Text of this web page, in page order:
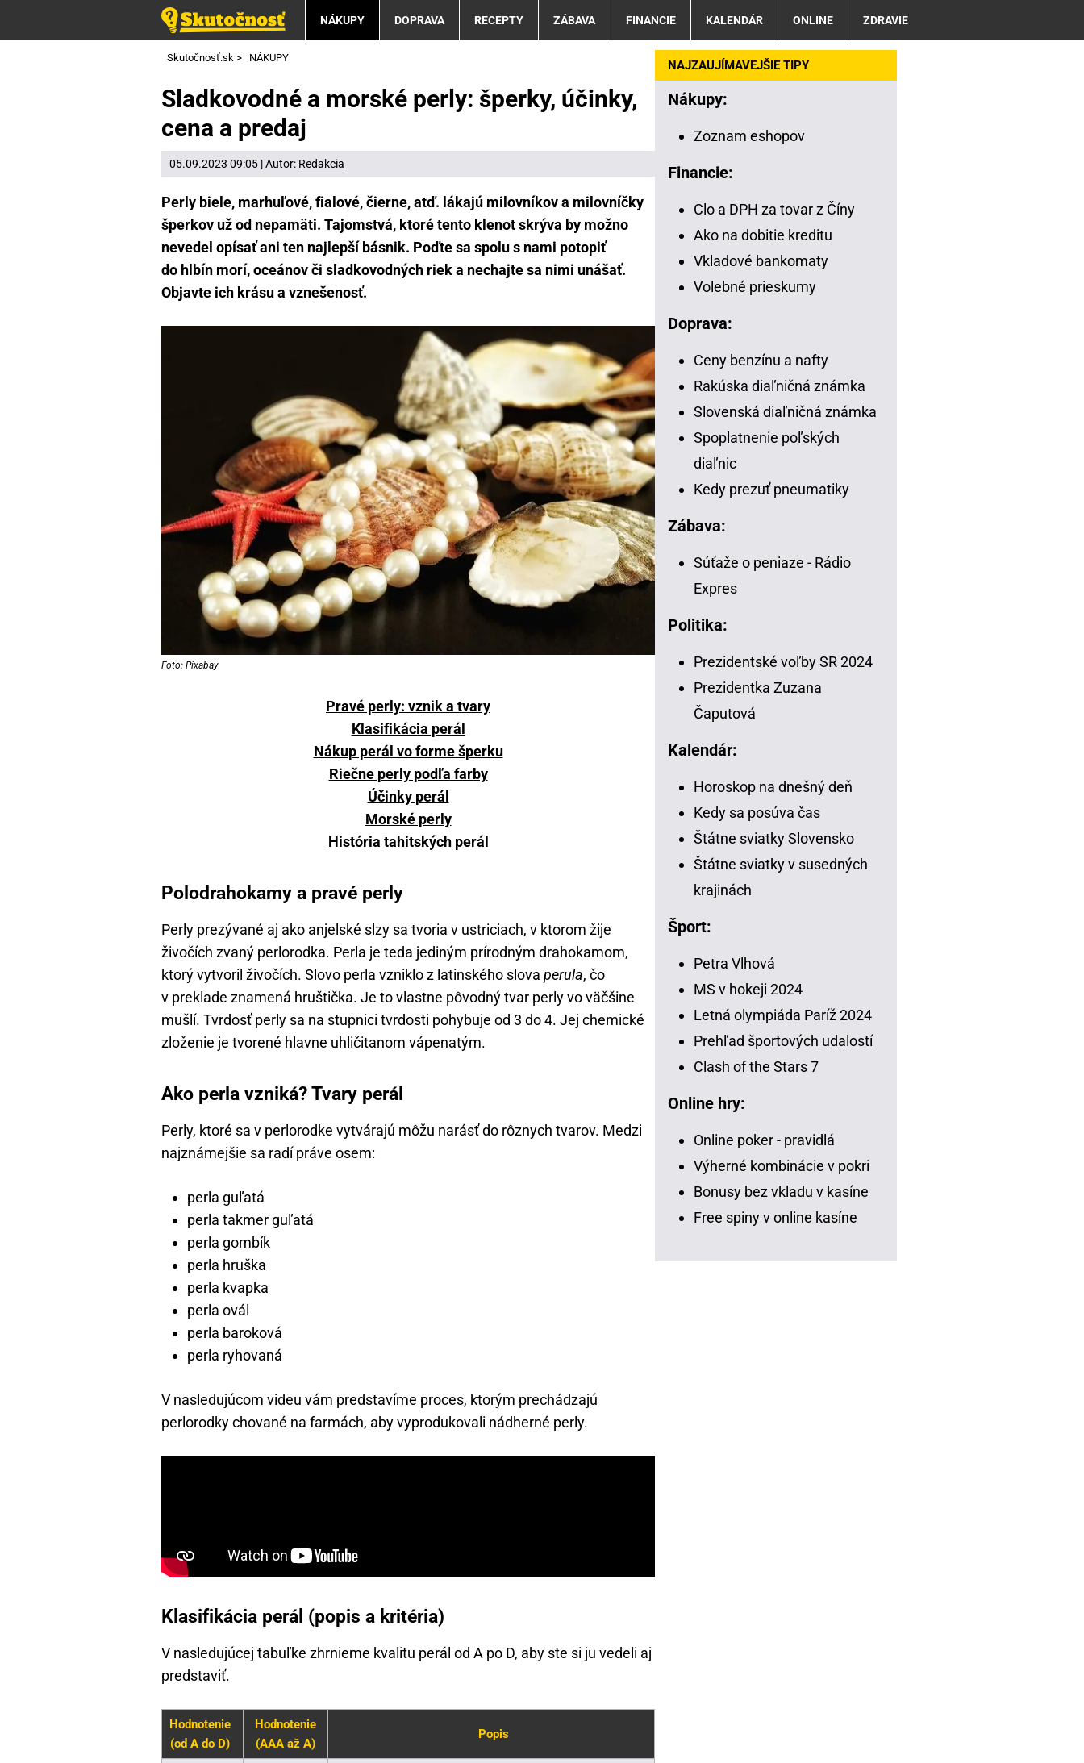
NÁKUPY DOPRAVA RECEPTY ZÁBAVA FINANCIE KALENDÁR ONLINE ZDRAVIE
Skutočnosť.sk > NÁKUPY
Sladkovodné a morské perly: šperky, účinky,
cena a predaj
05.09.2023 09:05 | Autor: Redakcia
Perly biele, marhuľové, fialové, čierne, atď. lákajú milovníkov a milovníčky
šperkov už od nepamäti. Tajomstvá, ktoré tento klenot skrýva by možno
nevedel opísať ani ten najlepší básnik. Poďte sa spolu s nami potopiť
do hlbín morí, oceánov či sladkovodných riek a nechajte sa nimi unášať.
Objavte ich krásu a vznešenosť.
Foto: Pixabay
Pravé perly: vznik a tvary
Klasifikácia perál
Nákup perál vo forme šperku
Riečne perly podľa farby
Účinky perál
Morské perly
História tahitských perál
Polodrahokamy a pravé perly
Perly prezývané aj ako anjelské slzy sa tvoria v ustriciach, v ktorom žije
živočích zvaný perlorodka. Perla je teda jediným prírodným drahokamom,
ktorý vytvoril živočích. Slovo perla vzniklo z latinského slova perula, čo
v preklade znamená hruštička. Je to vlastne pôvodný tvar perly vo väčšine
mušlí. Tvrdosť perly sa na stupnici tvrdosti pohybuje od 3 do 4. Jej chemické
zloženie je tvorené hlavne uhličitanom vápenatým.
Ako perla vzniká? Tvary perál
Perly, ktoré sa v perlorodke vytvárajú môžu narásť do rôznych tvarov. Medzi
najznámejšie sa radí práve osem:
perla guľatá
perla takmer guľatá
perla gombík
perla hruška
perla kvapka
perla ovál
perla baroková
perla ryhovaná
V nasledujúcom videu vám predstavíme proces, ktorým prechádzajú
perlorodky chované na farmách, aby vyprodukovali nádherné perly.
Klasifikácia perál (popis a kritéria)
V nasledujúcej tabuľke zhrnieme kvalitu perál od A po D, aby ste si ju vedeli aj
predstaviť.
Hodnotenie
(od A do D)
Hodnotenie
(AAA až A)
Popis
NAJZAUJÍMAVEJŠIE TIPY
Nákupy:
Zoznam eshopov
Financie:
Clo a DPH za tovar z Číny
Ako na dobitie kreditu
Vkladové bankomaty
Volebné prieskumy
Doprava:
Ceny benzínu a nafty
Rakúska diaľničná známka
Slovenská diaľničná známka
Spoplatnenie poľských
diaľnic
Kedy prezuť pneumatiky
Zábava:
Súťaže o peniaze - Rádio
Expres
Politika:
Prezidentské voľby SR 2024
Prezidentka Zuzana
Čaputová
Kalendár:
Horoskop na dnešný deň
Kedy sa posúva čas
Štátne sviatky Slovensko
Štátne sviatky v susedných
krajinách
Šport:
Petra Vlhová
MS v hokeji 2024
Letná olympiáda Paríž 2024
Prehľad športových udalostí
Clash of the Stars 7
Online hry:
Online poker - pravidlá
Výherné kombinácie v pokri
Bonusy bez vkladu v kasíne
Free spiny v online kasíne